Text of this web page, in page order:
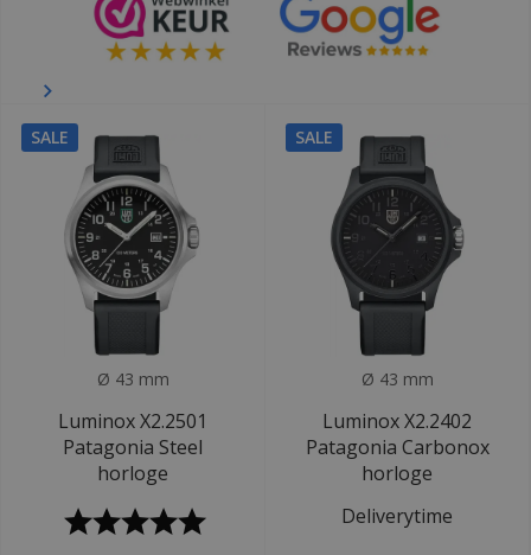
SALE
Ø 43 mm
Luminox X2.2501
Patagonia Steel
horloge
SALE
Ø 43 mm
Luminox X2.2402
Patagonia Carbonox
horloge
Deliverytime